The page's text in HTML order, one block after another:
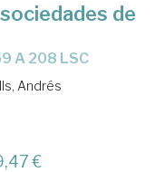
de
A 208 LSC
Andrés
€